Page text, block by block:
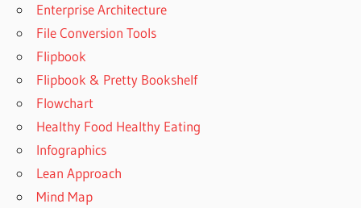
Enterprise Architecture
File Conversion Tools
Flipbook
Flipbook & Pretty Bookshelf
Flowchart
Healthy Food Healthy Eating
Infographics
Lean Approach
Mind Map